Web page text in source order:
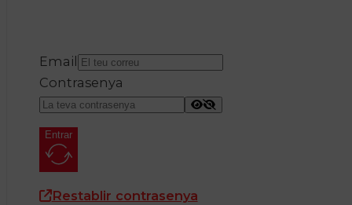
Email
Contrasenya
Entrar
Restablir contrasenya